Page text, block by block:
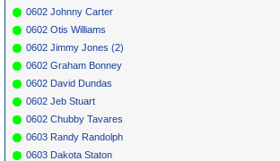
0602 Johnny Carter
0602 Otis Williams
0602 Jimmy Jones (2)
0602 Graham Bonney
0602 David Dundas
0602 Jeb Stuart
0602 Chubby Tavares
0603 Randy Randolph
0603 Dakota Staton